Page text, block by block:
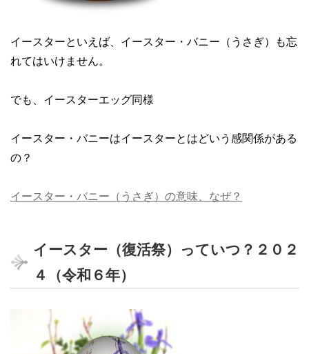
イースターといえば、イースター・バニー（うさぎ）も忘
れてはいけません。
でも、イースターエッグ同様
イースター・バニーはイースターとはどいう感関係がある
の？
イースター・バニー（うさぎ）の意味、なぜ？
イースター（復活祭）っていつ？２０２
４（令和６年）